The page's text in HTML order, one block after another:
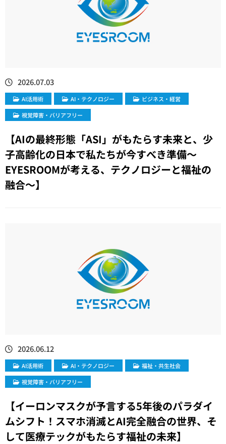
2026.07.03
AI活用術 ​AI・テクノロジー
ビジネス・経営
視覚障害・バリアフリー
【AIの最終形態「ASI」がもたらす未来と、少
子高齢化の日本で私たちが今すべき準備〜
EYESROOMが考える、テクノロジーと福祉の
融合〜】
2026.06.12
AI活用術 ​AI・テクノロジー
福祉・共生社会
視覚障害・バリアフリー
【イーロンマスクが予言する5年後のパラダイ
ムシフト！スマホ消滅とAI完全融合の世界、そ
して医療テックがもたらす福祉の未来】